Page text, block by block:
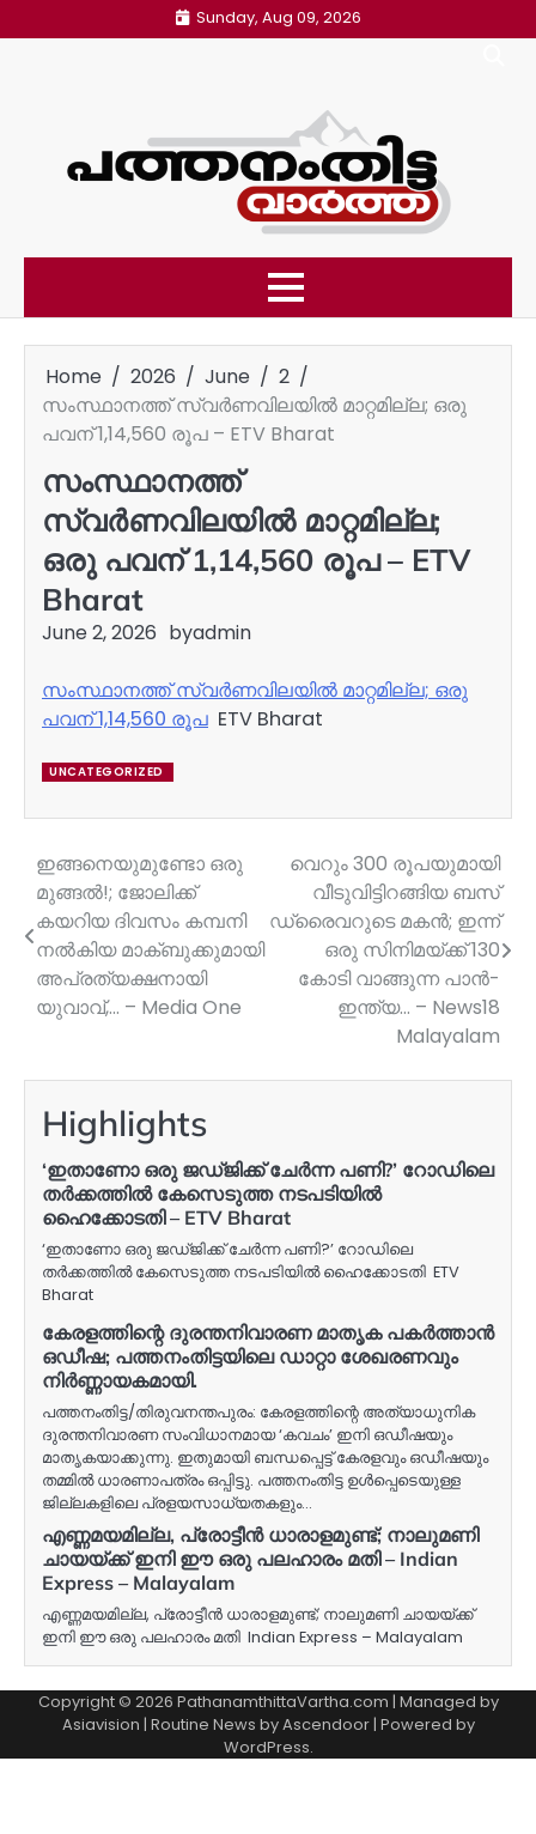
to
Sunday, Aug 09, 2026
Home 2026 June
2
സംസ്ഥാനത്ത് സ്വർണവിലയിൽ മാറ്റമില്ല; ഒരു
പവന് 1,14,560 രൂപ – ETV Bharat
സംസ്ഥാനത്ത്
സ്വർണവിലയിൽ മാറ്റമില്ല;
ഒരു പവന് 1,14,560 രൂപ – ETV
Bharat
June 2, 2026 byadmin
സംസ്ഥാനത്ത് സ്വർണവിലയിൽ മാറ്റമില്ല; ഒരു
പവന് 1,14,560 രൂപ ETV Bharat
UNCATEGORIZED
Post
navigation
ഇങ്ങനെയുമുണ്ടോ ഒരു
മുങ്ങൽ!; ജോലിക്ക്
കയറിയ ദിവസം കമ്പനി
നല്‍കിയ മാക്ബുക്കുമായി
അപ്രത്യക്ഷനായി
യുവാവ്,… – Media One
വെറും 300 രൂപയുമായി
വീടുവിട്ടിറങ്ങിയ ബസ്
ഡ്രൈവറുടെ മകൻ; ഇന്ന്
ഒരു സിനിമയ്ക്ക് 130
കോടി വാങ്ങുന്ന പാൻ-
ഇന്ത്യ… – News18
Malayalam
Highlights
‘ഇതാണോ ഒരു ജഡ്ജിക്ക് ചേർന്ന പണി?’ റോഡിലെ
തർക്കത്തിൽ കേസെടുത്ത നടപടിയിൽ
ഹൈക്കോടതി – ETV Bharat
‘ഇതാണോ ഒരു ജഡ്ജിക്ക് ചേർന്ന പണി?’ റോഡിലെ
തർക്കത്തിൽ കേസെടുത്ത നടപടിയിൽ ഹൈക്കോടതി ETV
Bharat
കേരളത്തിന്റെ ദുരന്തനിവാരണ മാതൃക പകർത്താൻ
ഒഡീഷ; പത്തനംതിട്ടയിലെ ഡാറ്റാ ശേഖരണവും
നിർണ്ണായകമായി.
പത്തനംതിട്ട/തിരുവനന്തപുരം: കേരളത്തിന്റെ അത്യാധുനിക
ദുരന്തനിവാരണ സംവിധാനമായ ‘കവചം’ ഇനി ഒഡീഷയും
മാതൃകയാക്കുന്നു. ഇതുമായി ബന്ധപ്പെട്ട് കേരളവും ഒഡീഷയും
തമ്മിൽ ധാരണാപത്രം ഒപ്പിട്ടു. പത്തനംതിട്ട ഉൾപ്പെടെയുള്ള
ജില്ലകളിലെ പ്രളയസാധ്യതകളും…
എണ്ണമയമില്ല, പ്രോട്ടീൻ ധാരാളമുണ്ട്; നാലുമണി
ചായയ്ക്ക് ഇനി ഈ ഒരു പലഹാരം മതി – Indian
Express – Malayalam
എണ്ണമയമില്ല, പ്രോട്ടീൻ ധാരാളമുണ്ട്; നാലുമണി ചായയ്ക്ക്
ഇനി ഈ ഒരു പലഹാരം മതി Indian Express – Malayalam
Copyright © 2026 PathanamthittaVartha.com | Managed by
Asiavision | Routine News byAscendoor| Powered by
WordPress.